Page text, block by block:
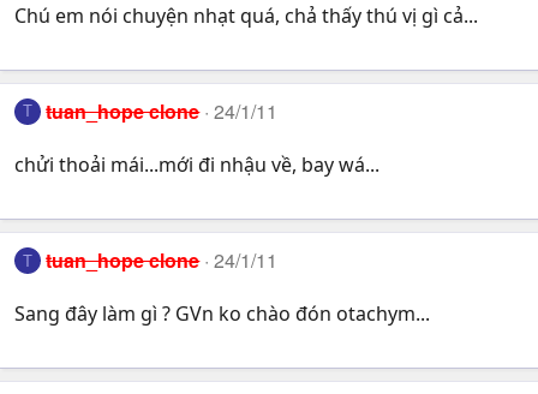
Chú em nói chuyện nhạt quá, chả thấy thú vị gì cả...
T tuan_hope clone 24/1/11
chửi thoải mái...mới đi nhậu về, bay wá...
T tuan_hope clone 24/1/11
Sang đây làm gì ? GVn ko chào đón otachym...